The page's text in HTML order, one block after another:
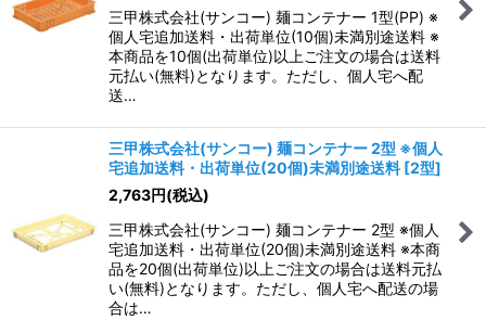
三甲株式会社(サンコー) 麺コンテナー 1型(PP) ※
個人宅追加送料・出荷単位(10個)未満別途送料 ※
本商品を10個(出荷単位)以上ご注文の場合は送料
元払い(無料)となります。ただし、個人宅へ配
送…
三甲株式会社(サンコー) 麺コンテナー 2型 ※個人
宅追加送料・出荷単位(20個)未満別途送料 [2型]
2,763円(税込)
三甲株式会社(サンコー) 麺コンテナー 2型 ※個人
宅追加送料・出荷単位(20個)未満別途送料 ※本商
品を20個(出荷単位)以上ご注文の場合は送料元払
い(無料)となります。ただし、個人宅へ配送の場
合は…